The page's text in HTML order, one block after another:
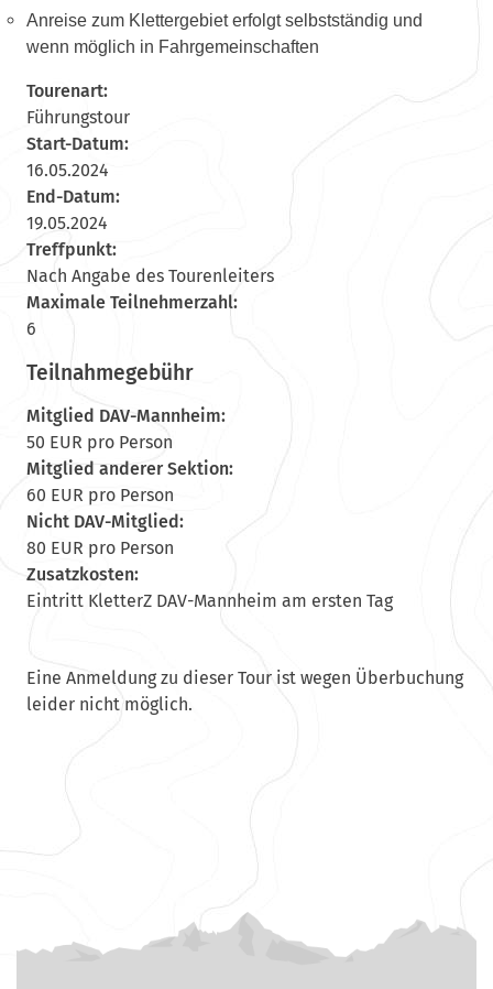
Anreise zum Klettergebiet erfolgt selbstständig und
wenn möglich in Fahrgemeinschaften
Tourenart:
Führungstour
Start-Datum:
16.05.2024
End-Datum:
19.05.2024
Treffpunkt:
Nach Angabe des Tourenleiters
Maximale Teilnehmerzahl:
6
Teilnahmegebühr
Mitglied DAV-Mannheim:
50 EUR pro Person
Mitglied anderer Sektion:
60 EUR pro Person
Nicht DAV-Mitglied:
80 EUR pro Person
Zusatzkosten:
Eintritt KletterZ DAV-Mannheim am ersten Tag
Eine Anmeldung zu dieser Tour ist wegen Überbuchung
leider nicht möglich.